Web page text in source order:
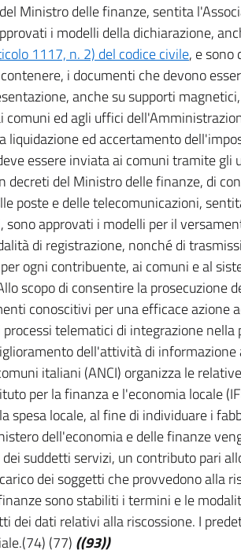
Ministro delle finanze, sentita
i modelli della dichiarazione,
1117, n. 2) del codice civile, e
i documenti che devono
anche su supporti
comuni ed agli uffici
liquidazione ed accertamento
essere inviata ai comuni tramite
decreti del Ministro delle finanze, di
poste e delle telecomunicazioni,
sono approvati i modelli per il
di registrazione, nonché di
ogni contribuente, ai comuni e al
scopo di consentire la prosecuzione
conoscitivi per una efficace azione
processi telematici di integrazione
dell'attività di
italiani (ANCI) organizza le
per la finanza e l'economia locale
spesa locale, al fine di individuare i
dell'economia e delle finanze
suddetti servizi, un contributo pari
dei soggetti che provvedono alla
sono stabiliti i termini e le
dei dati relativi alla riscossione. I
(77) ((93))